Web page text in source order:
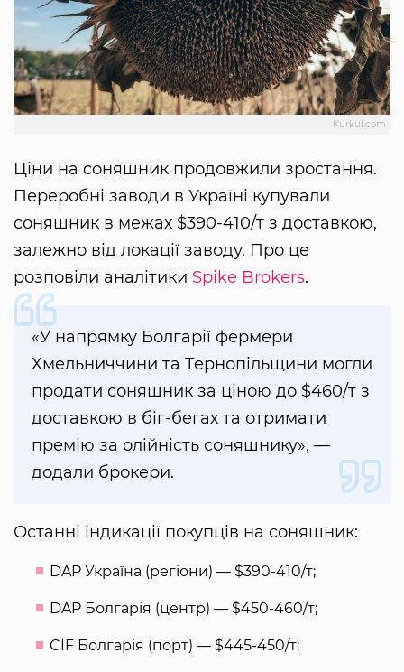
Kurkul.com
Ціни на соняшник продовжили зростання.
Переробні заводи в Україні купували
соняшник в межах $390-410/т з доставкою,
залежно від локації заводу. Про це
розповіли аналітики Spike Brokers.
«У напрямку Болгарії фермери
Хмельниччини та Тернопільщини могли
продати соняшник за ціною до $460/т з
доставкою в біг-бегах та отримати
премію за олійність соняшнику», —
додали брокери.
Останні індикації покупців на соняшник:
DAP Україна (регіони) — $390-410/т;
DAP Болгарія (центр) — $450-460/т;
CIF Болгарія (порт) — $445-450/т;